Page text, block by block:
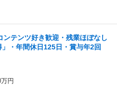
ンテンツ好き歓迎・残業ほぼなし
」・年間休日125日・賞与年2回
円